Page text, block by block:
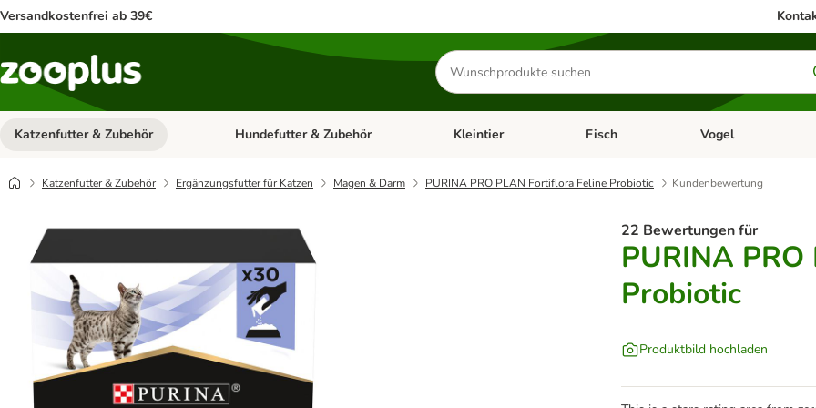
Versandkostenfrei ab 39€
Produkte
suchen
Katzenfutter & Zubehör Kategorie-Menü öffnen: Katzenfutter & Zubehör
Hundefutter & Zubehör Kategorie-Menü öffnen: Hundefutter & Zubehör
Kleintier Kategorie-Menü öffnen: Kleintier
Fisch Kategorie-Menü
Vogel
Katzenfutter & Zubehör Ergänzungsfutter für Katzen Magen & Darm PURINA PRO PLAN Fortiflora Feline Probiotic Kundenbewertung
22 Bewertungen für
PURINA
Probiotic
Produktbild hochladen